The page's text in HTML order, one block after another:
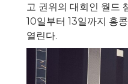
고 권위의 대회인 월드
10일부터 13일까지 홍
열린다.